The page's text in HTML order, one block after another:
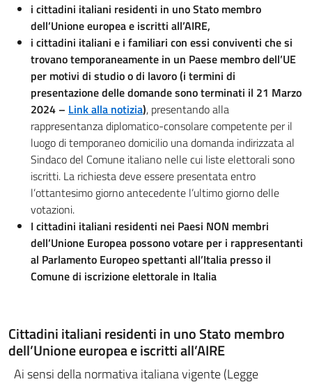
i cittadini italiani residenti in uno Stato membro
dell’Unione europea e iscritti all’AIRE,
i cittadini italiani e i familiari con essi conviventi che si
trovano temporaneamente in un Paese membro dell’UE
per motivi di studio o di lavoro (i termini di
presentazione delle domande sono terminati il 21 Marzo
2024 – Link alla notizia), presentando alla
rappresentanza diplomatico-consolare competente per il
luogo di temporaneo domicilio una domanda indirizzata al
Sindaco del Comune italiano nelle cui liste elettorali sono
iscritti. La richiesta deve essere presentata entro
l’ottantesimo giorno antecedente l’ultimo giorno delle
votazioni.
I cittadini italiani residenti nei Paesi NON membri
dell’Unione Europea possono votare per i rappresentanti
al Parlamento Europeo spettanti all’Italia presso il
Comune di iscrizione elettorale in Italia
Cittadini italiani residenti in uno Stato membro
dell’Unione europea e iscritti all’AIRE
Ai sensi della normativa italiana vigente (Legge